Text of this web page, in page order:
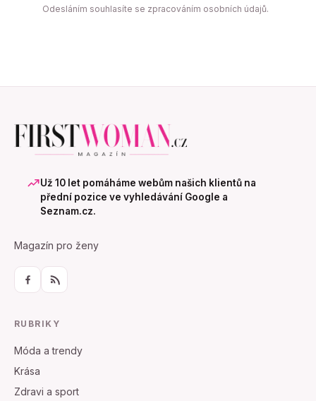
Odesláním souhlasíte se zpracováním osobních údajů.
Už 10 let pomáháme webům našich klientů na
přední pozice ve vyhledávání Google a
Seznam.cz.
Magazín pro ženy
RUBRIKY
Móda a trendy
Krása
Zdravi a sport